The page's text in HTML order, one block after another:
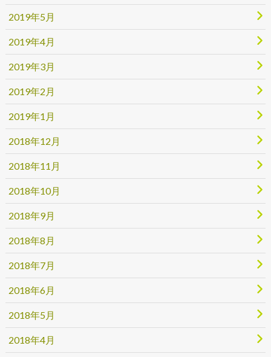
2019年5月
2019年4月
2019年3月
2019年2月
2019年1月
2018年12月
2018年11月
2018年10月
2018年9月
2018年8月
2018年7月
2018年6月
2018年5月
2018年4月